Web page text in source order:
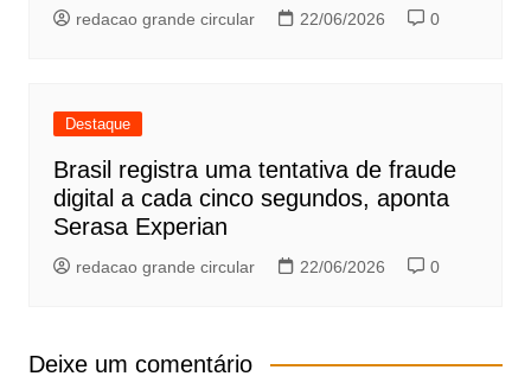
redacao grande circular 22/06/2026 0
Destaque
Brasil registra uma tentativa de fraude
digital a cada cinco segundos, aponta
Serasa Experian
redacao grande circular 22/06/2026 0
Deixe um comentário